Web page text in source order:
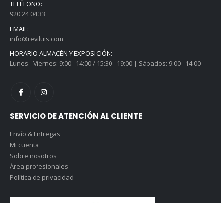
TELÉFONO:
920 24 04 33
EMAIL:
info@reviluis.com
HORARIO ALMACÉN Y EXPOSICIÓN:
Lunes - Viernes: 9:00 - 14:00 / 15:30 - 19:00 | Sábados: 9:00 - 14:00
SERVICIO DE ATENCIÓN AL CLIENTE
Envío & Entregas
Mi cuenta
Sobre nosotros
Área profesionales
Política de privacidad